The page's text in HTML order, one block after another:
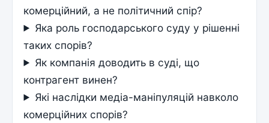
комерційний, а не політичний спір?
Яка роль господарського суду у рішенні
таких спорів?
Як компанія доводить в суді, що
контрагент винен?
Які наслідки медіа-маніпуляцій навколо
комерційних спорів?